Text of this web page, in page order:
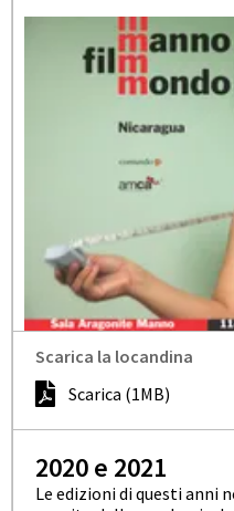
Scarica la locandina
Scarica (1MB)
2020 e 2021
Le edizioni di questi anni